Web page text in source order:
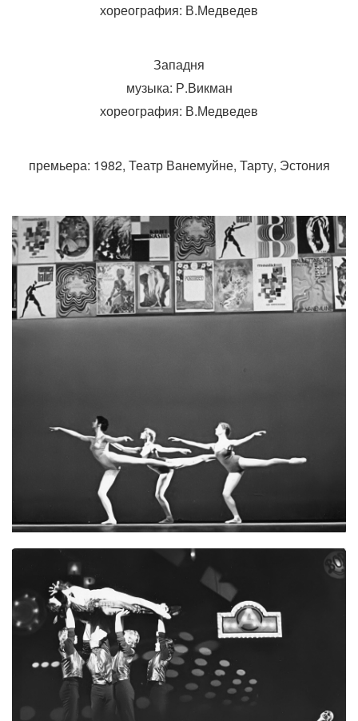
хореография: В.Медведев
Западня
музыка: Р.Викман
хореография: В.Медведев
премьера: 1982, Театр Ванемуйне, Тарту, Эстония